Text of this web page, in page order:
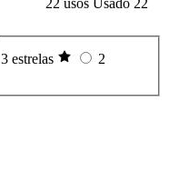
3 estrelas
2